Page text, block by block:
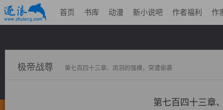
首页 书库 动漫 新小说吧 作者福利 作
极帝战尊 第七百四十三章、凤羽的强横，突遭偷袭
第七百四十三